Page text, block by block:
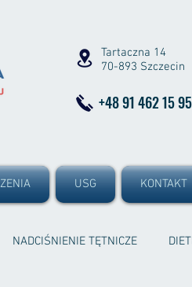
Tartaczna 14
70-893 Szczecin
+48 91 462 15 95
USG KONTAKT
NADCIŚNIENIE TĘTNICZE